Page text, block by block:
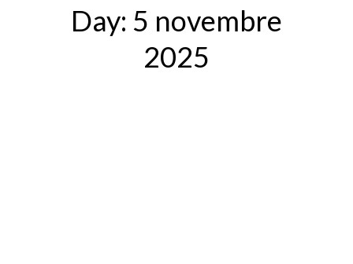
Day: 5 novembre
2025